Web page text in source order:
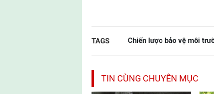
TAGS Chiến lược bảo vệ môi
TIN CÙNG CHUYÊN MỤC